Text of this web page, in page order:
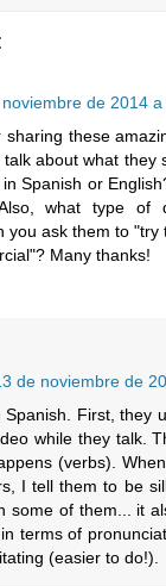
de 2014 a
sharing these
about what they
Spanish or
what type of
you ask them to "try
Many thanks!
de noviembre de
First, they
while they talk.
(verbs).
I tell them to be
some of them... it
terms of
(easier to do!).